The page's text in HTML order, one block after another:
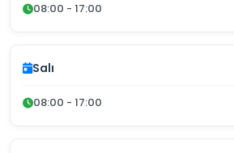
08:00 - 17:00
Salı
08:00 - 17:00